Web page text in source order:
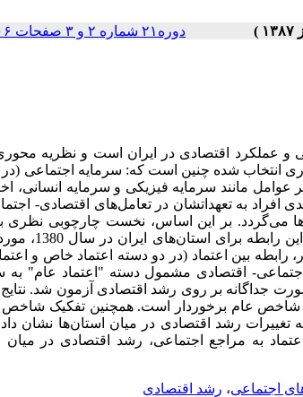
دوره۲۱ شماره ۲ و ۳ صفحات ۱۰۶-۷۹
و عملکرد اقتصادی در ایران است و نظریه
شده چنین است که: سرمایه اجتماعی (در
عوامل مانند سرمایه فیزیکی و سرمایه انسانی،
افراد به تعهداتشان در تعامل‌های اقتصادی-
می‌گردد. بر این اساس، نخست چارچوبی نظری
مثبت سرمایه اجتماعی بر رشد اقتصادی
نخست با استفاده از داده‌های مربوط به 28 استان کشور، رابطه بین اعتماد (در دو دسته
اقتصادی مشمول دسته "اعتماد عام"
جداگانه بر روی رشد اقتصادی آزمون شد.
شاخص عام برخوردار است. همچنین تفکیک شاخص
رشد اقتصادی در میان استان‌ها نشان
به مراجع اجتماعی، رشد اقتصادی در میان
اجتماعی، رشد اقتصادی